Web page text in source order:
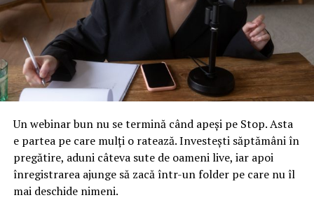
Un webinar bun nu se termină când apeși pe Stop. Asta
e partea pe care mulți o ratează. Investești săptămâni în
pregătire, aduni câteva sute de oameni live, iar apoi
înregistrarea ajunge să zacă într-un folder pe care nu îl
mai deschide nimeni.